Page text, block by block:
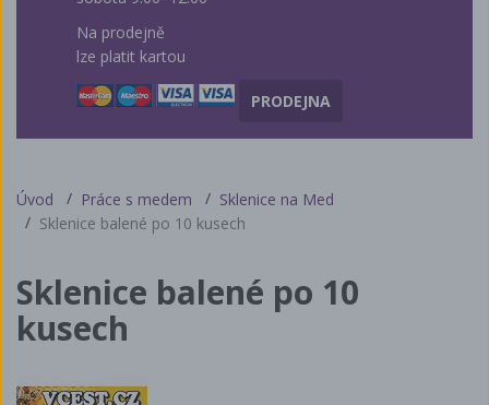
Na prodejně
lze platit kartou
PRODEJNA
Úvod Práce s medem
Sklenice na Med
Sklenice balené po 10 kusech
Sklenice balené po 10
kusech